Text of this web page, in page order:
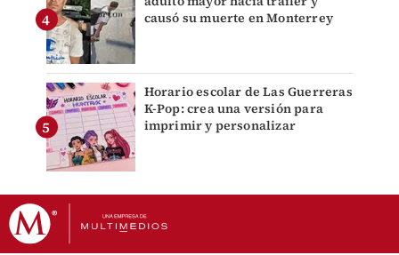
causó su muerte en Monterrey
Horario escolar de Las Guerreras
K-Pop: crea una versión para
imprimir y personalizar